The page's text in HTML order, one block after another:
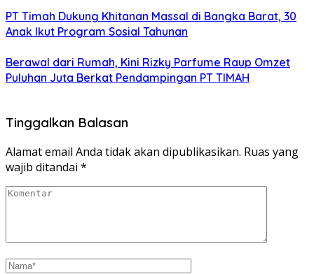
PT Timah Dukung Khitanan Massal di Bangka Barat, 30
Anak Ikut Program Sosial Tahunan
Berawal dari Rumah, Kini Rizky Parfume Raup Omzet
Puluhan Juta Berkat Pendampingan PT TIMAH
Tinggalkan Balasan
Alamat email Anda tidak akan dipublikasikan. Ruas yang
wajib ditandai *